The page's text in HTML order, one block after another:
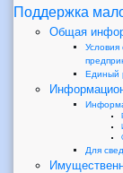
Поддержка
Общая
Условия
Единый
Для